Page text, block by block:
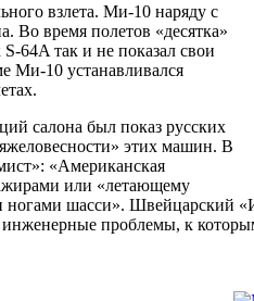
взлета. Ми-10 наряду с
Во время полетов «десятка»
64A так и не показал свои
Ми-10 устанавливался
салона был показ русских
этих машин. В
«Американская
или «летающему
шасси». Швейцарский
проблемы, к